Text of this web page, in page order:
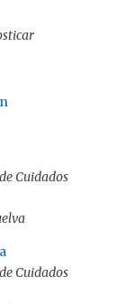
Cuidados
Cuidados